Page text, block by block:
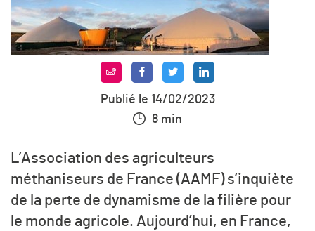
Publié le 14/02/2023
8 min
L’Association des agriculteurs
méthaniseurs de France (AAMF) s’inquiète
de la perte de dynamisme de la filière pour
le monde agricole. Aujourd’hui, en France,